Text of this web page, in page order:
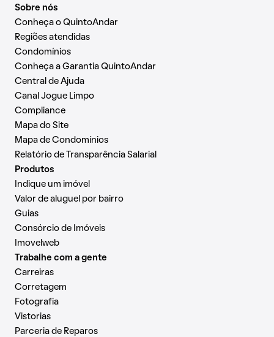
Sobre nós
Conheça o QuintoAndar
Regiões atendidas
Condomínios
Conheça a Garantia QuintoAndar
Central de Ajuda
Canal Jogue Limpo
Compliance
Mapa do Site
Mapa de Condomínios
Relatório de Transparência Salarial
Produtos
Indique um imóvel
Valor de aluguel por bairro
Guias
Consórcio de Imóveis
Imovelweb
Trabalhe com a gente
Carreiras
Corretagem
Fotografia
Vistorias
Parceria de Reparos